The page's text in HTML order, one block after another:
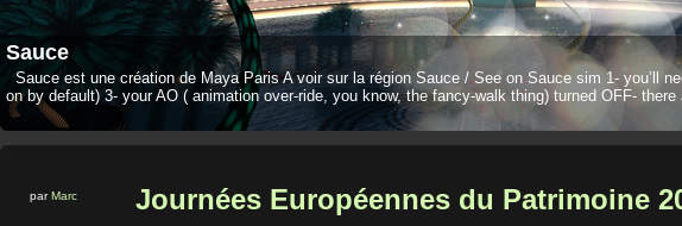
Sauce
Sauce est une création de Maya Paris A voir sur la région Sauce / See on Sauce sim 1- you’ll
on by default) 3- your AO ( animation over-ride, you know, the fancy-walk thing) turned OFF-
parMarc Journées Européennes du Patrimoine